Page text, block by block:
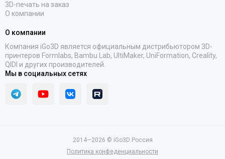
3D-печать на заказ
О компании
О компании
Компания iGo3D является официальным дистрибьютором 3D-
принтеров Formlabs, Bambu Lab, UltiMaker, UniFormation, Creality,
QIDI и других производителей.
Мы в социальных сетях
2014—2026 © iGo3D Россия
Политика конфеденциальности